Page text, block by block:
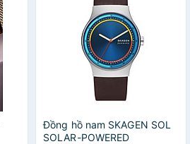
Đồng hồ nam SKAGEN SOL
SOLAR-POWERED